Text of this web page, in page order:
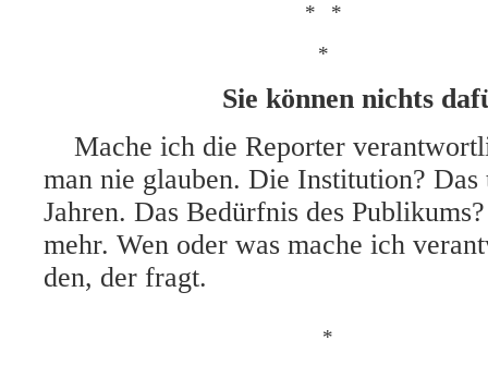
*
*
*
Sie können nichts
Mache ich die Reporter
man nie glauben. Die Institution?
Jahren. Das Bedürfnis des
mehr. Wen oder was mache ich
den, der fragt.
*